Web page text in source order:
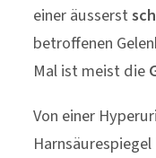
einer äusserst
betroffenen
Mal ist meist die
Von einer